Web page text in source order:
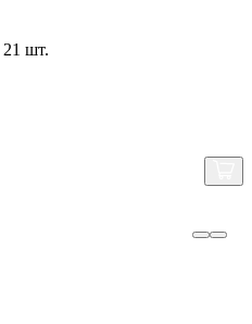
21 шт.